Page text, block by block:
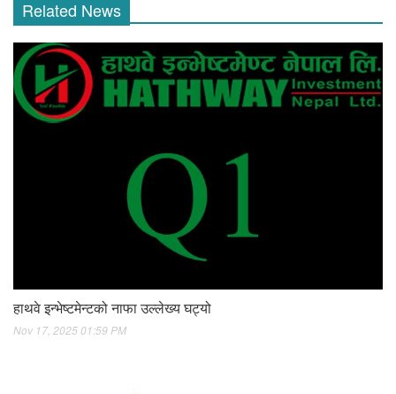
Related News
हाथवे इन्भेष्टमेन्टको नाफा उल्लेख्य घट्यो
Nov 17, 2025 01:59 PM